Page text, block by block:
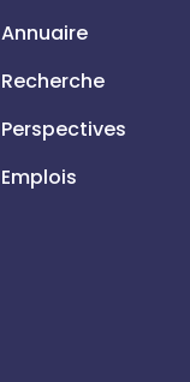
Annuaire
Recherche
Perspectives
Emplois